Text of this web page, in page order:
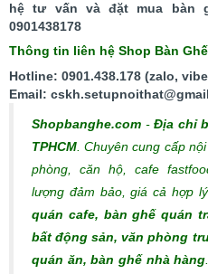
hệ tư vấn và đặt mua bàn
0901438178
Thông tin liên hệ Shop Bàn Ghế
Hotline: 0901.438.178 (zalo,
Email:
Shopbanghe.com -Địa chỉ
TPHCM. Chuyên cung cấp
phòng, căn hộ, cafe
lượng đảm bảo, giá cả hợp
quán cafe, bàn ghế quán
bất động sản, văn phòng
quán ăn, bàn ghế nhà hàng